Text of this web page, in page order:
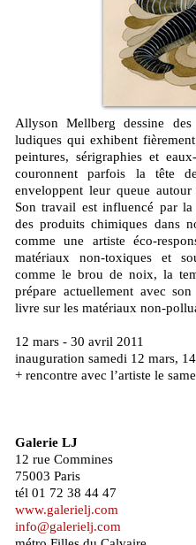
Allyson Mellberg dessine des personnages déformés quoique
ludiques qui exhibent
peintures, sérigraphies et
couronnent parfois la tête
enveloppent leur queue autour
Son travail est influencé par
des produits chimiques dans
comme une artiste éco-
matériaux non-toxiques et
comme le brou de noix, la
prépare actuellement avec
livre sur les matériaux non-
12 mars - 30 avril 2011
inauguration samedi 12 mars,
+ rencontre avec l’artiste le
Galerie LJ
12 rue Commines
75003 Paris
tél 01 72 38 44 47
www.galerielj.com
info@galerielj.com